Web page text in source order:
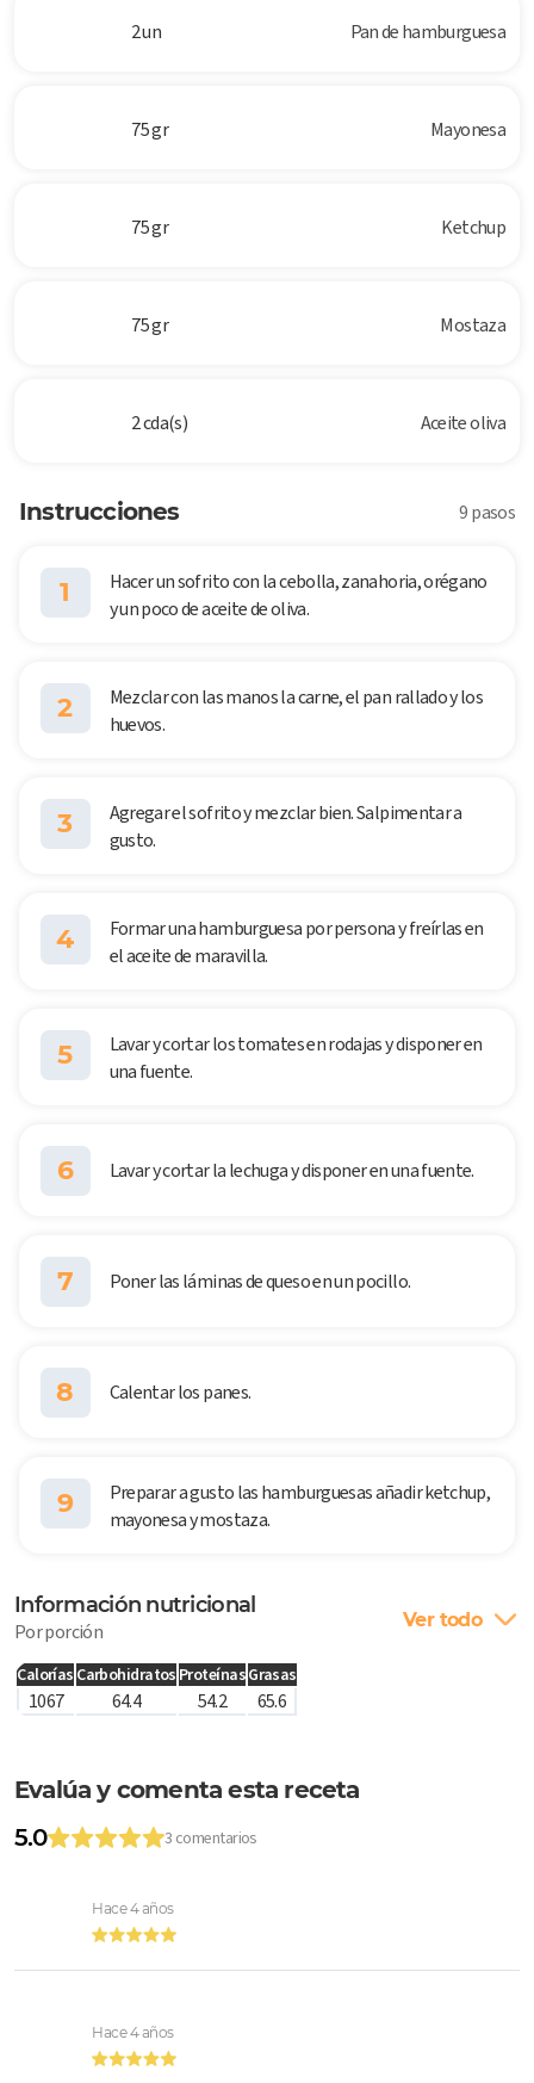
2 un Pan de hamburguesa
75 gr Mayonesa
75 gr Ketchup
75 gr Mostaza
2 cda(s) Aceite oliva
Instrucciones 9 pasos
1
Hacer un sofrito con la cebolla, zanahoria, orégano
y un poco de aceite de oliva.
2
Mezclar con las manos la carne, el pan rallado y los
huevos.
3
Agregar el sofrito y mezclar bien. Salpimentar a
gusto.
4
Formar una hamburguesa por persona y freírlas en
el aceite de maravilla.
5
Lavar y cortar los tomates en rodajas y disponer en
una fuente.
6 Lavar y cortar la lechuga y disponer en una fuente.
7 Poner las láminas de queso en un pocillo.
8 Calentar los panes.
9
Preparar a gusto las hamburguesas añadir ketchup,
mayonesa y mostaza.
Información nutricional
Por porción Ver todo
Calorías Carbohidratos ProteínasGrasas
1067 64.4 54.2 65.6
Evalúa y comenta esta receta
5.0
3 comentarios
Hace 4 años
Hace 4 años